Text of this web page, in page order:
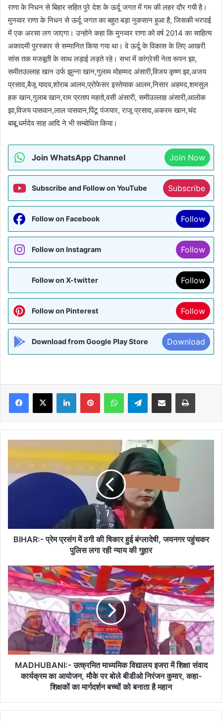
राणा के निधन से बिहार सहित पुरे देश के ऊर्दू जगत में गम की लहर दौर गयी है।
मुनव्वर राणा के निधन से ऊर्दू जगत का बहुत बड़ा नुकसान हुआ है, जिसकी भरपाई
में एक अरसा लग जाएगा। उन्होने कहा कि मुनव्वर राणा को वर्ष 2014 का साहित्य
अकादमी पुरस्कार से सम्मानित किया गया था। वे ऊर्दू के विकास के लिए आखरी
सांस तक मजबूती के साथ लड़ाई लड़ते रहे। सभा में कांग्रेसी नेता रूपन झा,
समीतउल्लाह खान उर्फ झुन्ना खान,गुलाम मोहम्मद अंसारी,विजय कृष्ण झा,अजय
प्रसाद,बैजू यादव,शोराब आलम,प्रोफेसर इस्तेयाक आलम,निसार अहमद,शमसुल
हक खान,गुलाब खान,राम प्रताप महतो,वसी अंसारी, समीउल्लाह अंसारी,आलोक
झा,विजय पासवान,लाल पासवान,पिंटू पंजयार, राजू प्रसाद,अकरम खान,चंद
बाबू,धर्मदेव साह आदि ने भी सम्बोधित किया।
Join WhatsApp Channel Join Now
Subscribe and Follow on YouTube Subscribe
Follow on Facebook Follow
Follow on Instagram Follow
Follow on X-twitter Follow
Follow on Pinterest Follow
Download from Google Play Store Download
Facebook
X LinkedInPinterestWhatsAppTelegramShare via Email Print
में
ठगी
बंग्लादेषी,
जयनगर
लगा
रही
न्याय
की
गुहार
BIHAR:- प्रेम प्रसंग में ठगी की षिकार हुई बंग्लादेषी, जयनगर पहुंचकर
पुलिस लगा रही न्याय की गुहार
MADHUBANI:-
उत्क्रमित
माध्यमिक
विद्यालय
इजरा
शिक्षा
कार्यक्रम
आयोजन,
बोले
MADHUBANI:- उत्क्रमित माध्यमिक विद्यालय इजरा में शिक्षा संवाद
कार्यक्रम का आयोजन, मौके पर बोले बीडीओ निरंजन कुमार, कहा-
शिक्षकों का मार्गदर्शन बच्चों को बनाता है महान